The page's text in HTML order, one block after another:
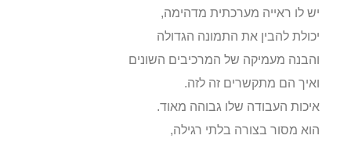
יש לו ראייה מערכתית מדהימה,
יכולת להבין את התמונה הגדולה
והבנה מעמיקה של המרכיבים השונים
ואיך הם מתקשרים זה לזה.
איכות העבודה שלו גבוהה מאוד.
הוא מסור בצורה בלתי רגילה,